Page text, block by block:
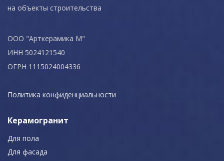
на объекты строительства
ООО "Арткерамика М"
ИНН 5024121540
ОГРН 1115024004336
Политика конфиденциальности
Керамогранит
Для пола
Для фасада